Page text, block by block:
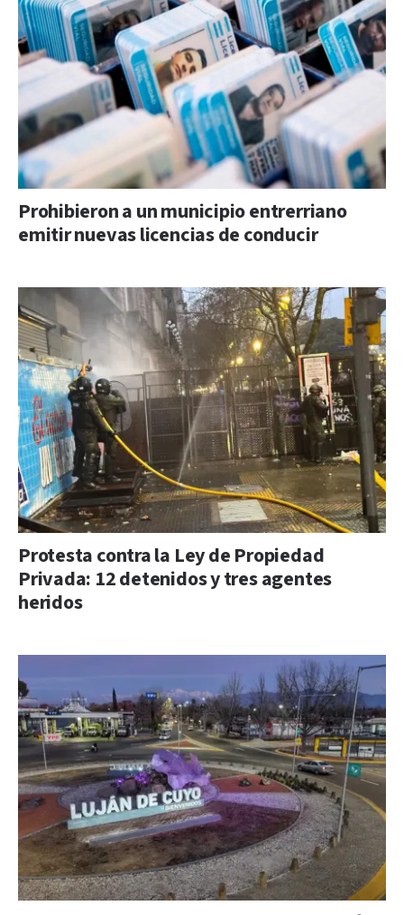
Prohibieron a un municipio entrerriano
emitir nuevas licencias de conducir
Protesta contra la Ley de Propiedad
Privada: 12 detenidos y tres agentes
heridos